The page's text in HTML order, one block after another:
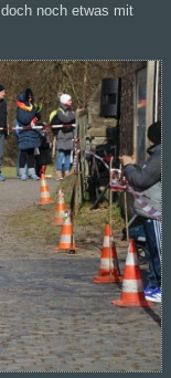
noch etwas mit